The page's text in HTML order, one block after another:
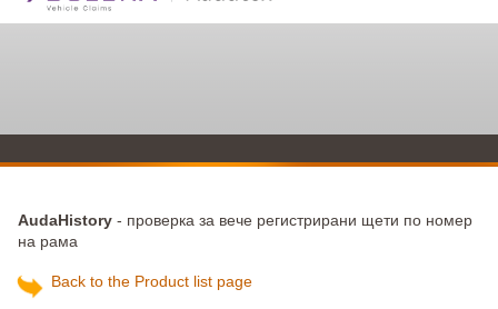
AudaHistory- проверка за вече регистрирани щети по номер
на рама
Back to the Product list page